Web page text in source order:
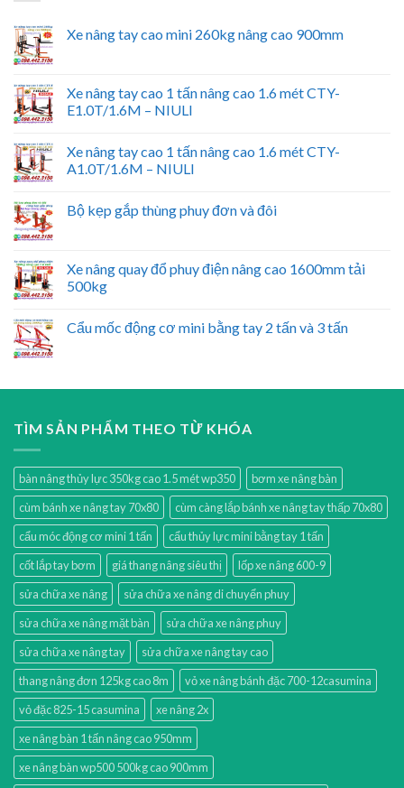
Xe nâng tay cao mini 260kg nâng cao 900mm
Xe nâng tay cao 1 tấn nâng cao 1.6 mét CTY-
E1.0T/1.6M – NIULI
Xe nâng tay cao 1 tấn nâng cao 1.6 mét CTY-
A1.0T/1.6M – NIULI
Bộ kẹp gắp thùng phuy đơn và đôi
Xe nâng quay đổ phuy điện nâng cao 1600mm tải
500kg
Cẩu mốc động cơ mini bằng tay 2 tấn và 3 tấn
TÌM SẢN PHẨM THEO TỪ KHÓA
bàn nâng thủy lực 350kg cao 1.5 mét wp350
bơm xe nâng bàn
cùm bánh xe nâng tay 70x80
cùm càng lắp bánh xe nâng tay thấp 70x80
cẩu móc động cơ mini 1 tấn
cẩu thủy lực mini bằng tay 1 tấn
cốt lắp tay bơm
giá thang nâng siêu thị
lốp xe nâng 600-9
sửa chữa xe nâng
sửa chữa xe nâng di chuyển phuy
sửa chữa xe nâng mặt bàn
sửa chữa xe nâng phuy
sửa chữa xe nâng tay
sửa chữa xe nâng tay cao
thang nâng đơn 125kg cao 8m
vỏ xe nâng bánh đặc 700-12casumina
vỏ đặc 825-15 casumina
xe nâng 2x
xe nâng bàn 1 tấn nâng cao 950mm
xe nâng bàn wp500 500kg cao 900mm